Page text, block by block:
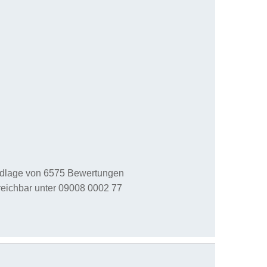
von 6575 Bewertungen
unter 09008 0002 77